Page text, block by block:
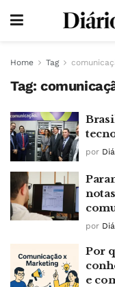
Home Tag
Tag:
por
por
Por
e